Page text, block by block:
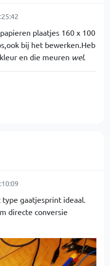
plaatjes 160 x 100
bij het bewerken.Heb
en die meuren wel.
gaatjesprint ideaal.
directe conversie